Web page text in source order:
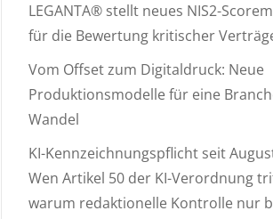
LEGANTA® stellt neues NIS2-
für die Bewertung kritischer
Vom Offset zum Digitaldruck: Neue
Produktionsmodelle für eine
Wandel
KI-Kennzeichnungspflicht seit
Wen Artikel 50 der KI-Verordnung
warum redaktionelle Kontrolle nur